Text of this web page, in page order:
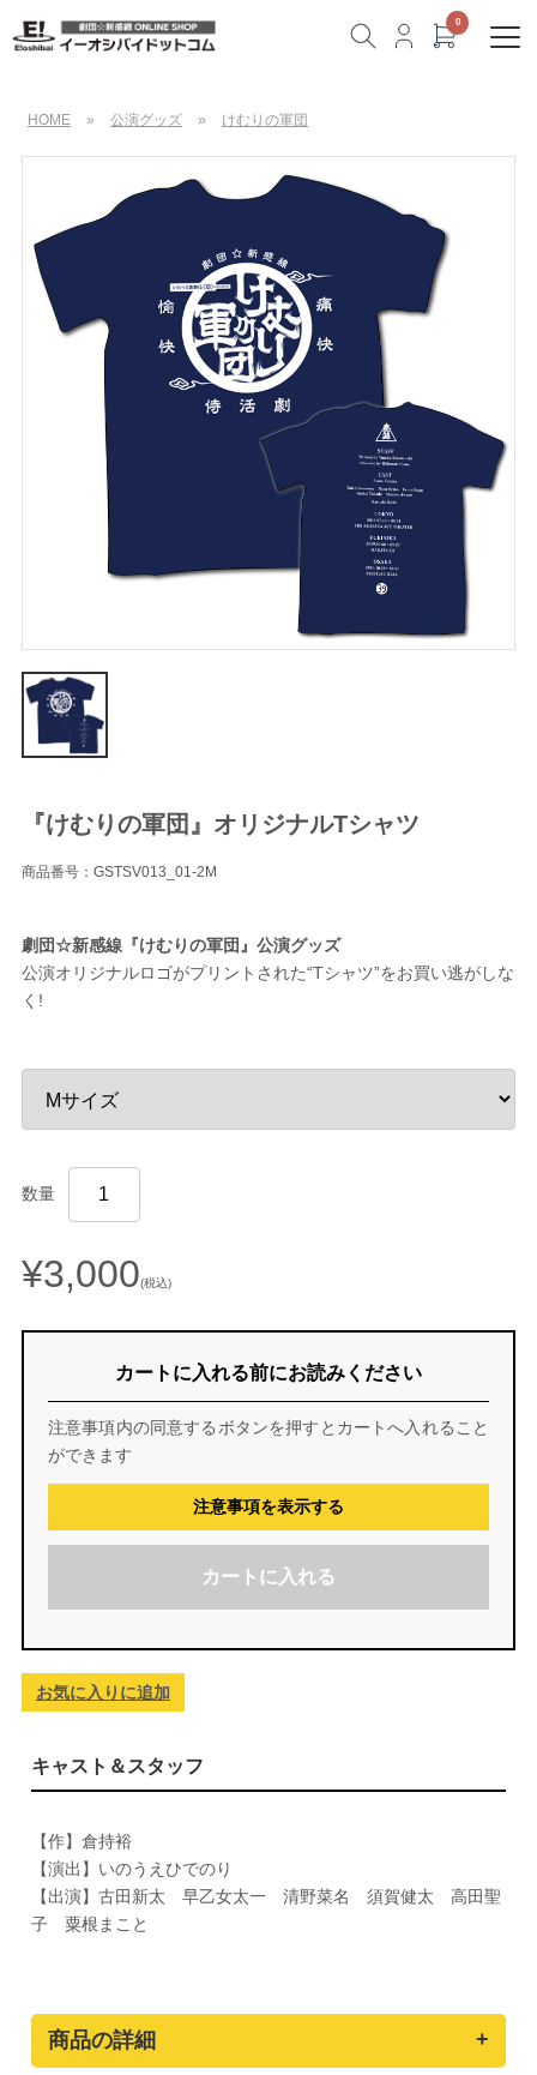
HOME » 公演グッズ » けむりの軍団
『けむりの軍団』オリジナルTシャツ
商品番号：GSTSV013_01-2M
劇団☆新感線『けむりの軍団』公演グッズ
公演オリジナルロゴがプリントされた“Tシャツ”をお買い逃がしな
く!
数量
¥3,000(税込)
カートに入れる前にお読みください
注意事項内の同意するボタンを押すとカートへ入れること
ができます
注意事項を表示する
カートに入れる
お気に入りに追加
キャスト＆スタッフ
【作】倉持裕
【演出】いのうえひでのり
【出演】古田新太 早乙女太一 清野菜名 須賀健太 高田聖
子 粟根まこと
商品の詳細